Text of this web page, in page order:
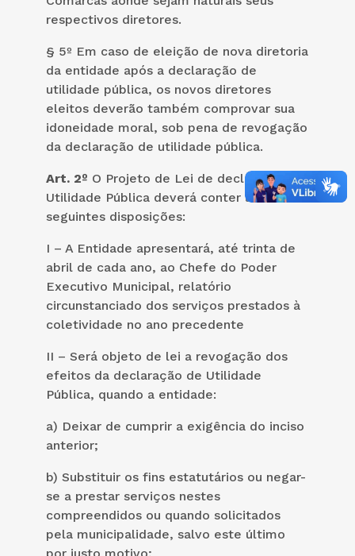
respectivos diretores.
§ 5º Em caso de eleição de nova diretoria
da entidade após a declaração de
utilidade pública, os novos diretores
eleitos deverão também comprovar sua
idoneidade moral, sob pena de revogação
da declaração de utilidade pública.
Art. 2º O Projeto de Lei de declaração de
Utilidade Pública deverá conter as
seguintes disposições:
I – A Entidade apresentará, até trinta de
abril de cada ano, ao Chefe do Poder
Executivo Municipal, relatório
circunstanciado dos serviços prestados à
coletividade no ano precedente
II – Será objeto de lei a revogação dos
efeitos da declaração de Utilidade
Pública, quando a entidade:
a) Deixar de cumprir a exigência do inciso
anterior;
b) Substituir os fins estatutários ou negar-
se a prestar serviços nestes
compreendidos ou quando solicitados
pela municipalidade, salvo este último